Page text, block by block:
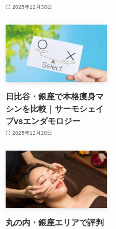
2025年12月30日
日比谷・銀座で本格痩身マ
シンを比較｜サーモシェイ
プvsエンダモロジー
2025年12月28日
丸の内・銀座エリアで評判